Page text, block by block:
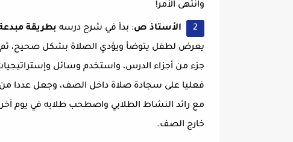
وانتهى الأمر!
الأستاذ ص: بدأ في شرح درسه بطريقة
يعرض لطفل يتوضأ ويؤدي الصلاة بشكل صحيح،
جزء من أجزاء الدرس، واستخدم وسائل
فعليا على سجادة صلاة داخل الصف، وجعل عددا من
مع رائد النشاط الطلابي واصطحب طلابه في يوم
خارج الصف.